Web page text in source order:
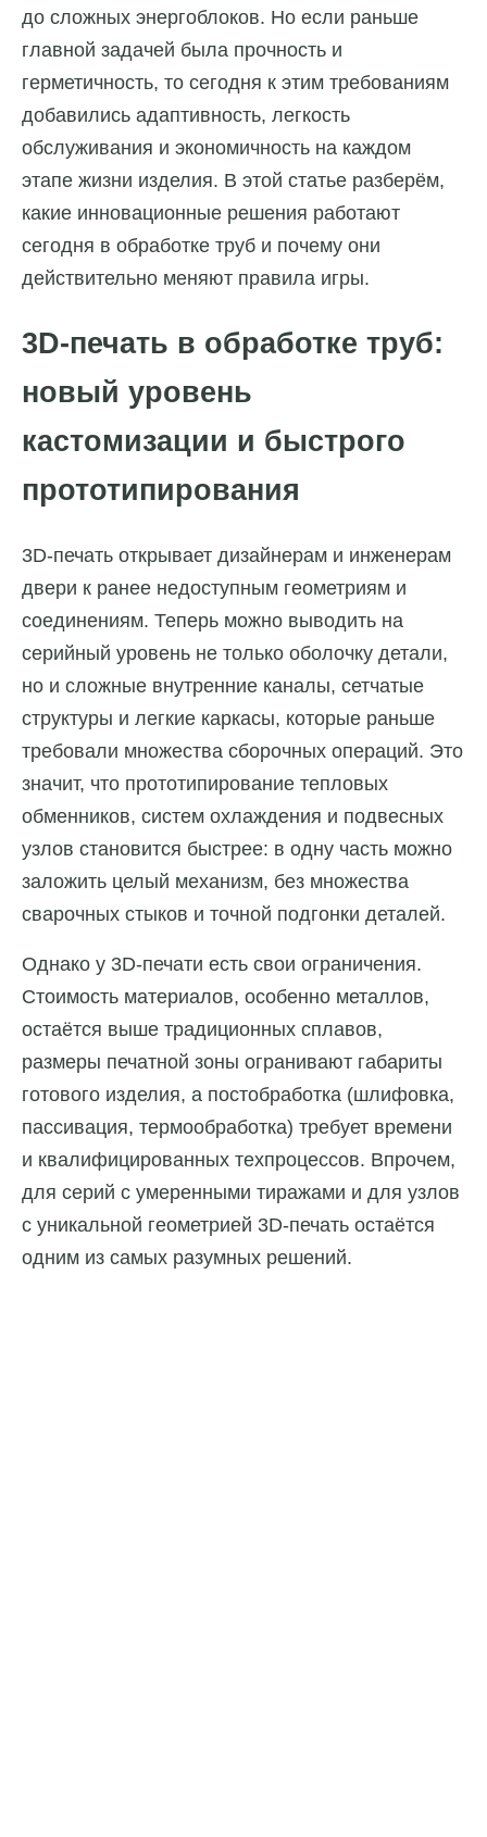
до сложных энергоблоков. Но если раньше
главной задачей была прочность и
герметичность, то сегодня к этим требованиям
добавились адаптивность, легкость
обслуживания и экономичность на каждом
этапе жизни изделия. В этой статье разберём,
какие инновационные решения работают
сегодня в обработке труб и почему они
действительно меняют правила игры.
3D-печать в обработке труб:
новый уровень
кастомизации и быстрого
прототипирования
3D-печать открывает дизайнерам и инженерам
двери к ранее недоступным геометриям и
соединениям. Теперь можно выводить на
серийный уровень не только оболочку детали,
но и сложные внутренние каналы, сетчатые
структуры и легкие каркасы, которые раньше
требовали множества сборочных операций. Это
значит, что прототипирование тепловых
обменников, систем охлаждения и подвесных
узлов становится быстрее: в одну часть можно
заложить целый механизм, без множества
сварочных стыков и точной подгонки деталей.
Однако у 3D-печати есть свои ограничения.
Стоимость материалов, особенно металлов,
остаётся выше традиционных сплавов,
размеры печатной зоны огранивают габариты
готового изделия, а постобработка (шлифовка,
пассивация, термообработка) требует времени
и квалифицированных техпроцессов. Впрочем,
для серий с умеренными тиражами и для узлов
с уникальной геометрией 3D-печать остаётся
одним из самых разумных решений.